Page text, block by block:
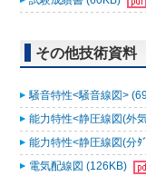
その他技術資料
騒音特性<騒音線図>
能力特性<静圧線図(外
能力特性<静圧線図(分ﾀ
電気配線図 (126KB)